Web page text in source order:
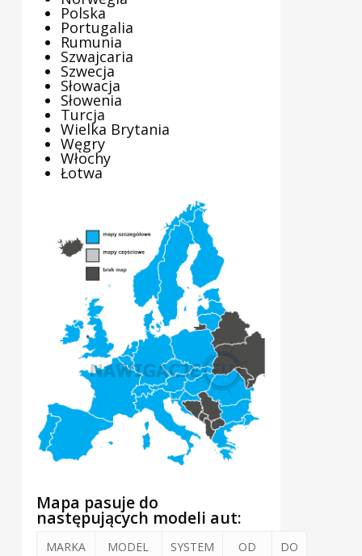
Polska
Portugalia
Rumunia
Szwajcaria
Szwecja
Słowacja
Słowenia
Turcja
Wielka Brytania
Węgry
Włochy
Łotwa
Mapa pasuje do
następujących modeli aut:
MARKA MODEL SYSTEM OD DO